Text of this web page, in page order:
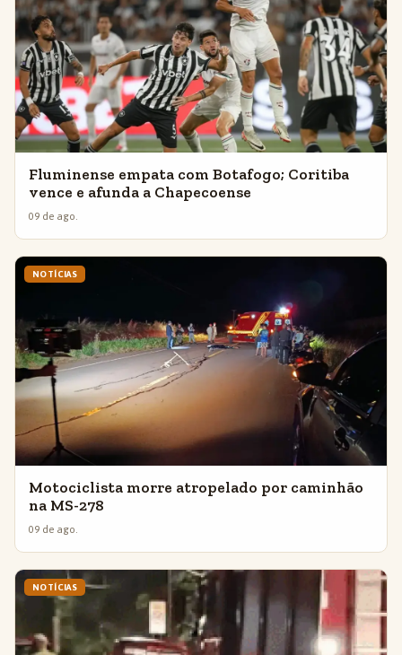
Fluminense empata com Botafogo; Coritiba
vence e afunda a Chapecoense
09 de ago.
NOTÍCIAS
Motociclista morre atropelado por caminhão
na MS-278
09 de ago.
NOTÍCIAS